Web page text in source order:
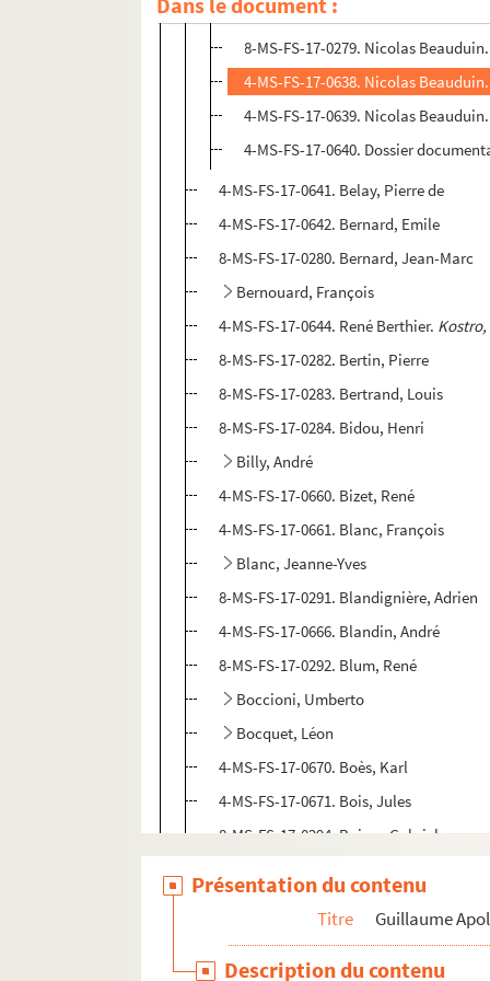
8-MS-FS-17-0841. Photographe
8-MS-FS-17-0279. Nicolas
4-MS-FS-17-0638. Nicolas
4-MS-FS-17-0639. Nicolas
4-MS-FS-17-0640. Dossier
4-MS-FS-17-0641. Belay, Pierre de
4-MS-FS-17-0642. Bernard, Emile
8-MS-FS-17-0280. Bernard, Jean-Marc
Bernouard, François
4-MS-FS-17-0644. René Berthier. Kostro,
8-MS-FS-17-0282. Bertin, Pierre
8-MS-FS-17-0283. Bertrand, Louis
8-MS-FS-17-0284. Bidou, Henri
Billy, André
4-MS-FS-17-0660. Bizet, René
4-MS-FS-17-0661. Blanc, François
Blanc, Jeanne-Yves
8-MS-FS-17-0291. Blandignière, Adrien
4-MS-FS-17-0666. Blandin, André
8-MS-FS-17-0292. Blum, René
Boccioni, Umberto
Bocquet, Léon
4-MS-FS-17-0670. Boès, Karl
4-MS-FS-17-0671. Bois, Jules
8-MS-FS-17-0294. Boissy, Gabriel
8-MS-FS-17-0296. Boulestin, Xavier-
Présentation du contenu
Titre Guillaume
Description du contenu